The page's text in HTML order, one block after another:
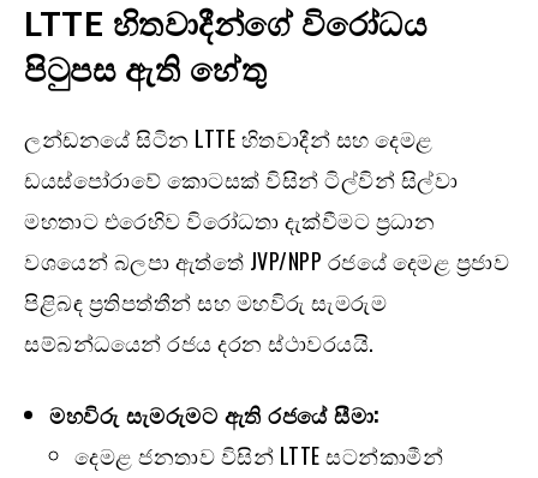
LTTE හිතවාදීන්ගේ විරෝධය
පිටුපස ඇති හේතු
ලන්ඩනයේ සිටින LTTE හිතවාදීන් සහ දෙමළ
ඩයස්පෝරාවේ කොටසක් විසින් ටිල්වින් සිල්වා
මහතාට එරෙහිව විරෝධතා දැක්වීමට ප්‍රධාන
වශයෙන් බලපා ඇත්තේ JVP/NPP රජයේ දෙමළ ප්‍රජාව
පිළිබඳ ප්‍රතිපත්තීන් සහ මහවිරු සැමරුම
සම්බන්ධයෙන් රජය දරන ස්ථාවරයයි.
මහවිරු සැමරුමට ඇති රජයේ සීමා:
දෙමළ ජනතාව විසින් LTTE සටන්කාමීන්